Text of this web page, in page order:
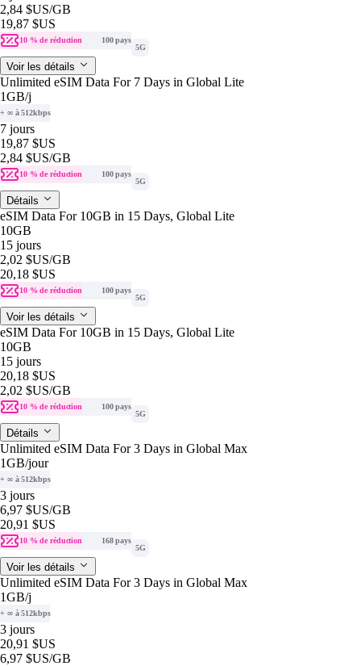
2,84 $US/GB
19,87 $US
10 % de réduction
100 pays
5G
Voir les détails
Unlimited eSIM Data For 7 Days in Global Lite
1GB/j
+ ∞ à 512kbps
7 jours
19,87 $US
2,84 $US/GB
10 % de réduction
100 pays
5G
Détails
eSIM Data For 10GB in 15 Days, Global Lite
10GB
15 jours
2,02 $US/GB
20,18 $US
10 % de réduction
100 pays
5G
Voir les détails
eSIM Data For 10GB in 15 Days, Global Lite
10GB
15 jours
20,18 $US
2,02 $US/GB
10 % de réduction
100 pays
5G
Détails
Unlimited eSIM Data For 3 Days in Global Max
1GB/jour
+ ∞ à 512kbps
3 jours
6,97 $US/GB
20,91 $US
10 % de réduction
168 pays
5G
Voir les détails
Unlimited eSIM Data For 3 Days in Global Max
1GB/j
+ ∞ à 512kbps
3 jours
20,91 $US
6,97 $US/GB